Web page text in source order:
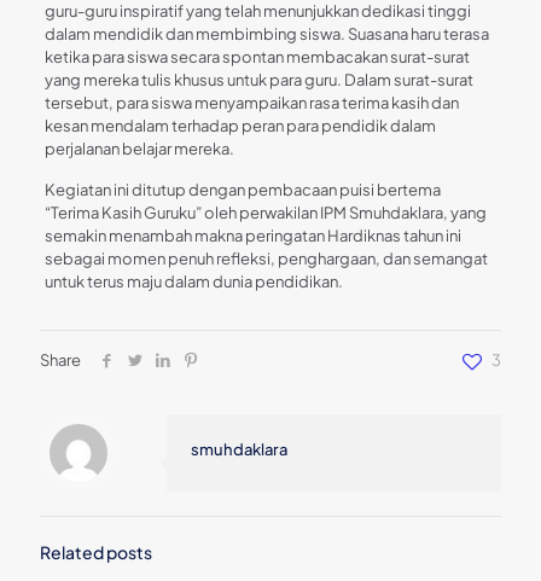
guru-guru inspiratif yang telah menunjukkan dedikasi tinggi
dalam mendidik dan membimbing siswa. Suasana haru terasa
ketika para siswa secara spontan membacakan surat-surat
yang mereka tulis khusus untuk para guru. Dalam surat-surat
tersebut, para siswa menyampaikan rasa terima kasih dan
kesan mendalam terhadap peran para pendidik dalam
perjalanan belajar mereka.
Kegiatan ini ditutup dengan pembacaan puisi bertema
“Terima Kasih Guruku” oleh perwakilan IPM Smuhdaklara, yang
semakin menambah makna peringatan Hardiknas tahun ini
sebagai momen penuh refleksi, penghargaan, dan semangat
untuk terus maju dalam dunia pendidikan.
Share 3
smuhdaklara
Related posts